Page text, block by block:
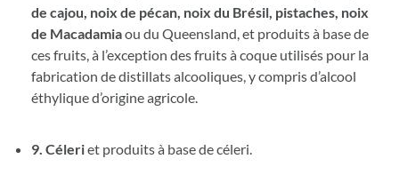
de cajou, noix de pécan, noix du Brésil, pistaches, noix
de Macadamiaou du Queensland, et produits à base de
ces fruits, à l’exception des fruits à coque utilisés pour la
fabrication de distillats alcooliques, y compris d’alcool
éthylique d’origine agricole.
9. Céleriet produits à base de céleri.